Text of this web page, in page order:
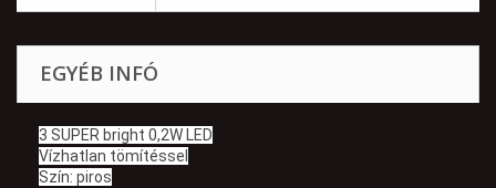
EGYÉB INFÓ
3 SUPER bright 0,2W LED
Vízhatlan tömítéssel
Szín: piros